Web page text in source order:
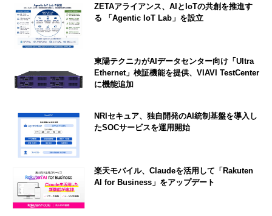
ZETAアライアンス、AIとIoTの共創を推進す
る 「Agentic IoT Lab」を設立
東陽テクニカがAIデータセンター向け「Ultra
Ethernet」検証機能を提供、VIAVI TestCenter
に機能追加
NRIセキュア、独自開発のAI統制基盤を導入し
たSOCサービスを運用開始
楽天モバイル、Claudeを活用して「Rakuten
AI for Business」をアップデート